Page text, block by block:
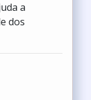
a
dos